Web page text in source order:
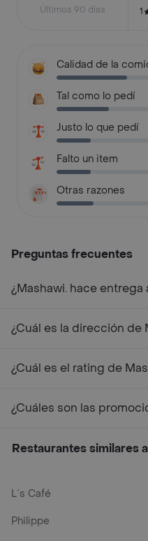
Últimos 90 días
1
Calidad de la
Tal como lo pedí
Justo lo que pedí
Falto un item
Otras razones
Preguntas frecuentes
¿Mashawi. hace entrega
¿Cuál es la dirección de
¿Cuál es el rating de
¿Cuáles son las
Restaurantes similares
L´s Café
Philippe